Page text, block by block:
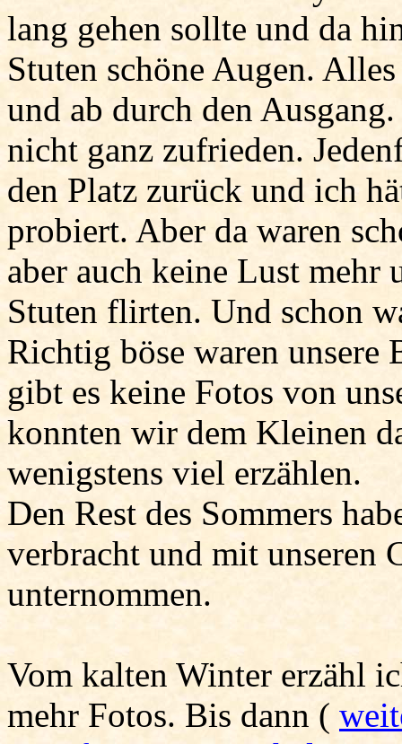
lang gehen sollte und da
Stuten schöne Augen.
und ab durch den
nicht ganz zufrieden.
den Platz zurück und ich
probiert. Aber da waren
aber auch keine Lust
Stuten flirten. Und schon
Richtig böse waren unsere
gibt es keine Fotos von
konnten wir dem Kleinen
wenigstens viel erzählen.
Den Rest des Sommers
verbracht und mit unseren
unternommen.
Vom kalten Winter erzähl
mehr Fotos. Bis dann (